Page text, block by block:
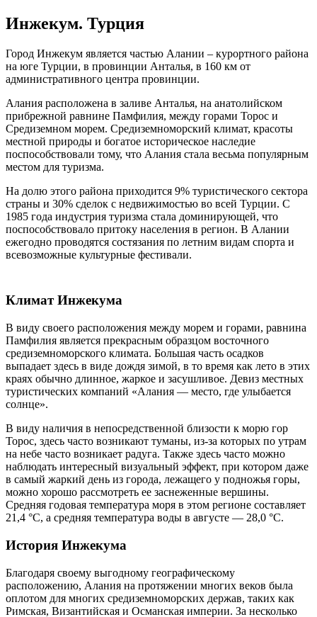
Инжекум. Турция
Город Инжекум является частью Алании – курортного района
на юге Турции, в провинции Анталья, в 160 км от
административного центра провинции.
Алания расположена в заливе Анталья, на анатолийском
прибрежной равнине Памфилия, между горами Торос и
Средиземном морем. Средиземноморский климат, красоты
местной природы и богатое историческое наследие
поспособствовали тому, что Алания стала весьма популярным
местом для туризма.
На долю этого района приходится 9% туристического сектора
страны и 30% сделок с недвижимостью во всей Турции. С
1985 года индустрия туризма стала доминирующей, что
поспособствовало притоку населения в регион. В Алании
ежегодно проводятся состязания по летним видам спорта и
всевозможные культурные фестивали.
Климат Инжекума
В виду своего расположения между морем и горами, равнина
Памфилия является прекрасным образцом восточного
средиземноморского климата. Большая часть осадков
выпадает здесь в виде дождя зимой, в то время как лето в этих
краях обычно длинное, жаркое и засушливое. Девиз местных
туристических компаний «Алания — место, где улыбается
солнце».
В виду наличия в непосредственной близости к морю гор
Торос, здесь часто возникают туманы, из-за которых по утрам
на небе часто возникает радуга. Также здесь часто можно
наблюдать интересный визуальный эффект, при котором даже
в самый жаркий день из города, лежащего у подножья горы,
можно хорошо рассмотреть ее заснеженные вершины.
Средняя годовая температура моря в этом регионе составляет
21,4 °C, а средняя температура воды в августе — 28,0 °C.
История Инжекума
Благодаря своему выгодному географическому
расположению, Алания на протяжении многих веков была
оплотом для многих средиземноморских держав, таких как
Римская, Византийская и Османская империи. За несколько